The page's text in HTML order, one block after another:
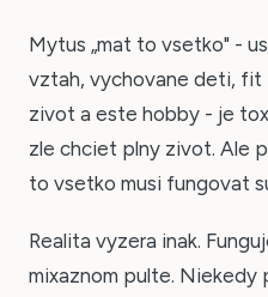
Mytus „mat to vsetko" -
vztah, vychovane deti,
zivot a este hobby - je
zle chciet plny zivot. Ale
to vsetko musi fungovat
Realita vyzera inak.
mixaznom pulte. Niekedy